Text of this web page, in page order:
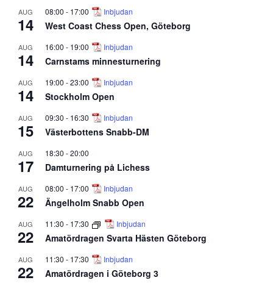
AUG
14
08:00 - 17:00 Inbjudan
West Coast Chess Open, Göteborg
AUG
14
16:00 - 19:00 Inbjudan
Carnstams minnesturnering
AUG
14
19:00 -23:00 Inbjudan
Stockholm Open
AUG
15
09:30 - 16:30 Inbjudan
Västerbottens Snabb-DM
AUG
17
18:30 -20:00
Damturnering på Lichess
AUG
22
08:00 - 17:00 Inbjudan
Ängelholm Snabb Open
AUG
22
11:30 - 17:30 Inbjudan
Amatördragen Svarta Hästen Göteborg
AUG
22
11:30 - 17:30 Inbjudan
Amatördragen i Göteborg 3